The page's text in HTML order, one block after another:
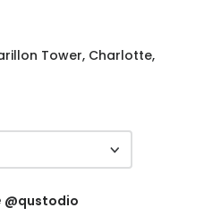
Tower, Charlotte,
@qustodio